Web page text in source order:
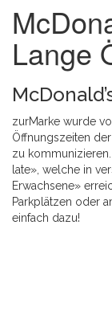
Lange
zurMarke wurde
Öffnungszeiten der
zu
late», welche in
Erwachsene»
Parkplätzen oder
einfach dazu!